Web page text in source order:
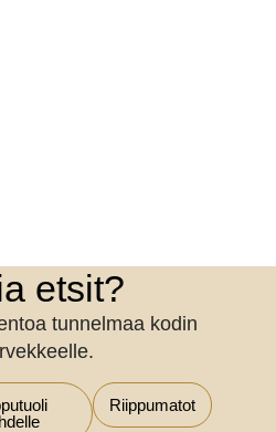
etsit?
tunnelmaa kodin
Riippumatot